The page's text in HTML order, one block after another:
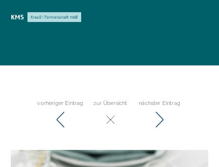
vorheriger Eintrag zur Übersicht nächster Eintrag